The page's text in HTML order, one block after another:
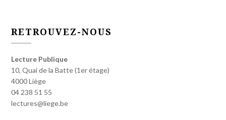
RETROUVEZ-NOUS
Lecture Publique
10, Quai de la Batte (1er étage)
4000 Liège
04 238 51 55
lectures@liege.be